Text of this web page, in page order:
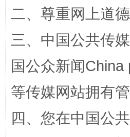
二、尊重网上道
三、中国公共传
国公众新闻
等传媒网站拥有
四、您在中国公